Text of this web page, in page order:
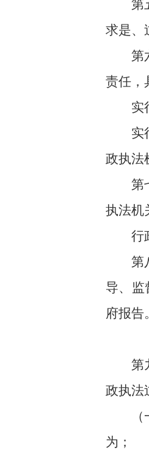
第
求是、
第
责任，
实
实
政执法
第
执法机
行
第
导、监
府报告
第
政执法
为；